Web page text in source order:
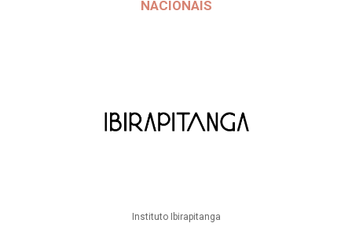
NACIONAIS
Instituto Ibirapitanga